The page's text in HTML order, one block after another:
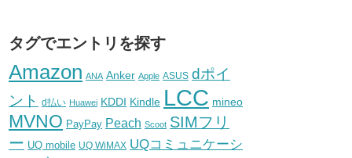
タグでエントリを探す
Amazon ANA Anker Apple ASUS dポイ
ント
d払い Huawei KDDI Kindle LCC mineo
MVNO PayPay Peach Scoot SIMフリ
ー UQ mobile UQ WiMAX UQコミュニケーシ